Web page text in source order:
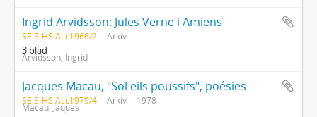
Ingrid Arvidsson: Jules Verne i Amiens
SE S-HS Acc1966/2 Arkiv
3 blad
Arvidsson, Ingrid
Jacques Macau, "Sol eils poussifs", poésies
SE S-HS Acc1979/4 Arkiv 1978
Macau, Jaques